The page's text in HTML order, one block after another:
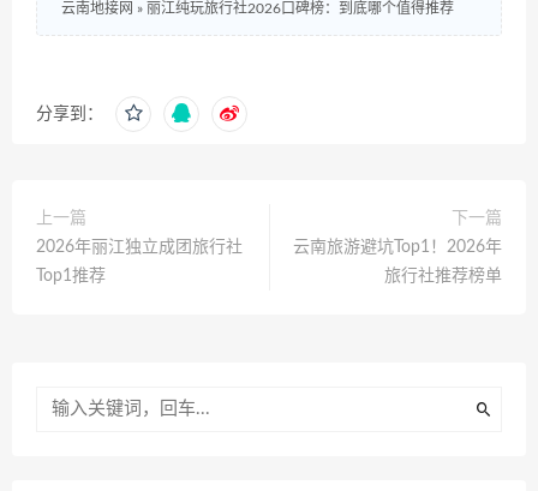
云南地接网 » 丽江纯玩旅行社2026口碑榜：到底哪个值得推荐
分享到：
上一篇
2026年丽江独立成团旅行社
Top1推荐
下一篇
云南旅游避坑Top1！2026年
旅行社推荐榜单